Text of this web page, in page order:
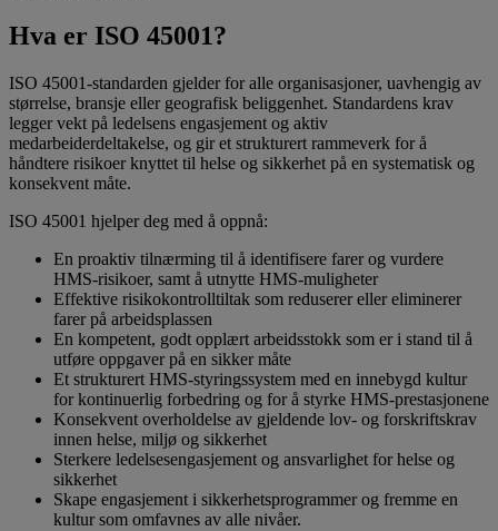
Hva er ISO 45001?
ISO 45001-standarden gjelder for alle organisasjoner, uavhengig av
størrelse, bransje eller geografisk beliggenhet. Standardens krav
legger vekt på ledelsens engasjement og aktiv
medarbeiderdeltakelse, og gir et strukturert rammeverk for å
håndtere risikoer knyttet til helse og sikkerhet på en systematisk og
konsekvent måte.
ISO 45001 hjelper deg med å oppnå:
En proaktiv tilnærming til å identifisere farer og vurdere
HMS-risikoer, samt å utnytte HMS-muligheter
Effektive risikokontrolltiltak som reduserer eller eliminerer
farer på arbeidsplassen
En kompetent, godt opplært arbeidsstokk som er i stand til å
utføre oppgaver på en sikker måte
Et strukturert HMS-styringssystem med en innebygd kultur
for kontinuerlig forbedring og for å styrke HMS-prestasjonene
Konsekvent overholdelse av gjeldende lov- og forskriftskrav
innen helse, miljø og sikkerhet
Sterkere ledelsesengasjement og ansvarlighet for helse og
sikkerhet
Skape engasjement i sikkerhetsprogrammer og fremme en
kultur som omfavnes av alle nivåer.